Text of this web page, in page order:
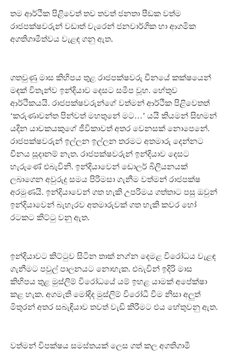
තම ආර්ථික පිළිවෙත් තව තවත් ජනතා පීඩක වත්ම
රාජපක්ෂවරුන් වඩාත් වැරෙන් ජනවාර්ගික හා ආගමික
අගතිගාමීත්වය වැළඳ ගනු ඇත.
ගතවුණු මාස කිහිපය තුළ රාජපක්ෂවරු චීනයේ කක්ෂයෙන්
මඳක් විතැන්ව ඉන්දියාව දෙසට සමීප වූහ. හේතුව
ආර්ථිකයයි. රාජපක්ෂවරුන්ගේ වත්මන් ආර්ථික පිළිවෙතත්
‘කරුණාවන්ත පින්වත් මහතුනේ මට…’ යයි කියමන් සිඟමන්
යදින යාචකයකුගේ ජීවිකාවත් අතර වෙනසක් නොපෙනේ.
රාජපක්ෂවරුන් ඉල්ලන ඉල්ලන තරමට අතමාරු දෙන්නට
චීනය සූදානම් නැත. රාජපක්ෂවරුන් ඉන්දියාව දෙසට
හැරුණේ එබැවිනි. ඉන්දියාවෙන් ඩොලර් බිලියනයක්
ලබාගෙන අවුරුදු සමය පිරිමසා ගැනීම වත්මන් රාජපක්ෂ
අරමුණයි. ඉන්දියාවෙන් ගත හැකි උපරිමය ගත්තාට පසු ඔවුන්
ඉන්දියාවෙන් බැහැරව අතමාරුවක් ගත හැකි කවර හෝ
රටකට කිට්ටු වනු ඇත.
ඉන්දියාවට කිට්ටුව සිටින තාක් නග්න දෙමළ විරෝධය වැළඳ
ගැනීමට පවුල් පාලනයට නොහැක. එබැවින් ඉදිරි මාස
කිහිපය තුළ මුස්ලිම් විරෝධයේ යම් ඉහළ යාමක් අපේක්ෂා
කළ හැක. අගමැති මෝදිද මුස්ලිම් විරෝධී වීම නිසා අලුත්
මිතුරන් අතර සබැඳියාව තවත් වැඩි කිරීමට එය හේතුවනු ඇත.
වත්මන් විපක්ෂය සමස්තයක් ලෙස ගත් කල අගතිගාමී